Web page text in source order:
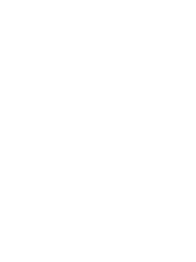
Ölüdeniz. Optional: Wanderung
WC und kleine Garderobe;
mit großem Esstisch – ideal für
unvergesslichen Aufenthalt auf dem
Fischrestaurant nicht enthalten)
Ingwertee
p.P.
das verlassene griechische Dorf
p.P.
Dalaman (DLM) – beide Flughäfen
erwartet Sie unser YogaCruising-
im Hafen. Preise für Transfers bitte